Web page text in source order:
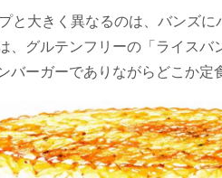
と大きく異なるのは、バンズに
、グルテンフリーの「ライスバ
バーガーでありながらどこか定